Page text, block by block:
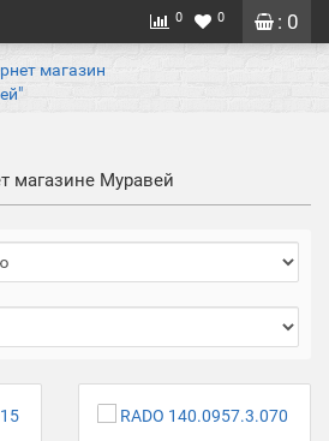
: 0
0 0
магазине Муравей